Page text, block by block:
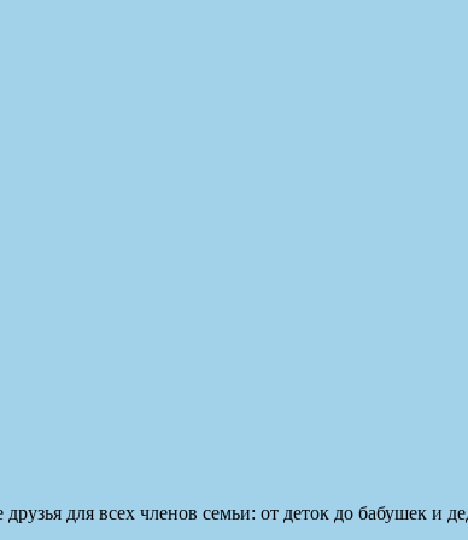
для всех членов семьи: от деток до бабушек и